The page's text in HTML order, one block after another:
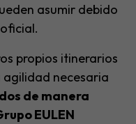
asumir debido
propios itinerarios
necesaria
de manera
EULEN